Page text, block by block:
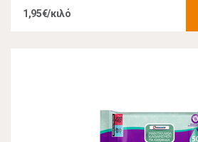
1,95€/κιλό